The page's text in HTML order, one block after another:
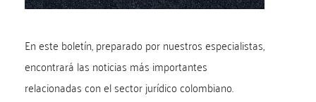
En este boletín, preparado por nuestros especialistas,
encontrará las noticias más importantes
relacionadas con el sector jurídico colombiano.